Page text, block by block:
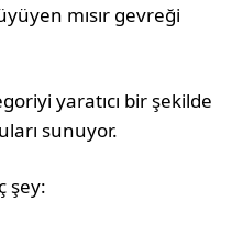
mısır gevreği
yaratıcı bir şekilde
sunuyor.
şey: